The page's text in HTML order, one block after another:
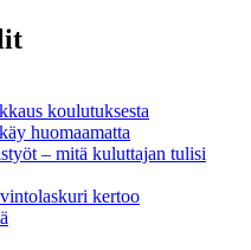
koulutuksesta
huomaamatta
– mitä kuluttajan tulisi
kertoo